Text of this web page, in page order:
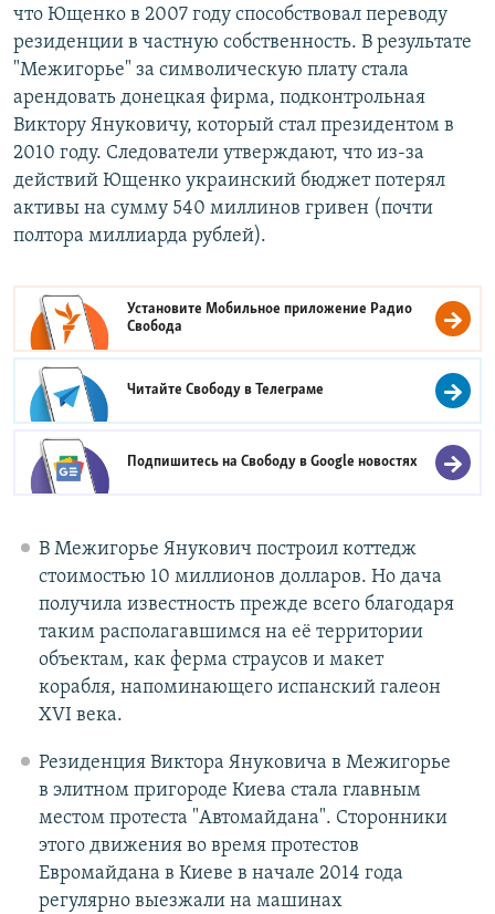
что Ющенко в 2007 году способствовал переводу
резиденции в частную собственность. В результате
"Межигорье" за символическую плату стала
арендовать донецкая фирма, подконтрольная
Виктору Януковичу, который стал президентом в
2010 году. Следователи утверждают, что из-за
действий Ющенко украинский бюджет потерял
активы на сумму 540 миллинов гривен (почти
полтора миллиарда рублей).
Установите Мобильное приложение Радио
Свобода
Читайте Свободу вТелеграме
Подпишитесь на Свободу вGoogle новостях
В Межигорье Янукович построил коттедж
стоимостью 10 миллионов долларов. Но дача
получила известность прежде всего благодаря
таким располагавшимся на её территории
объектам, как ферма страусов и макет
корабля, напоминающего испанский галеон
XVI века.
Резиденция Виктора Януковича в Межигорье
в элитном пригороде Киева стала главным
местом протеста "Автомайдана". Сторонники
этого движения во время протестов
Евромайдана в Киеве в начале 2014 года
регулярно выезжали на машинах